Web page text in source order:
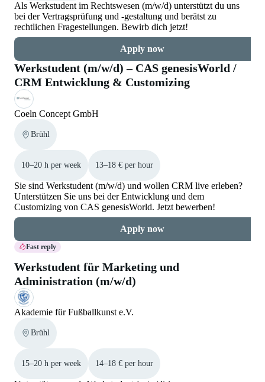
Als Werkstudent im Rechtswesen (m/w/d) unterstützt du uns
bei der Vertragsprüfung und -gestaltung und berätst zu
rechtlichen Fragestellungen. Bewirb dich jetzt!
Apply now
Werkstudent (m/w/d) – CAS genesisWorld /
CRM Entwicklung & Customizing
Coeln Concept GmbH
Brühl
10–20 h per week 13–18 € per hour
Sie sind Werkstudent (m/w/d) und wollen CRM live erleben?
Unterstützen Sie uns bei der Entwicklung und dem
Customizing von CAS genesisWorld. Jetzt bewerben!
Apply now
Fast reply
Werkstudent für Marketing und
Administration (m/w/d)
Akademie für Fußballkunst e.V.
Brühl
15–20 h per week 14–18 € per hour